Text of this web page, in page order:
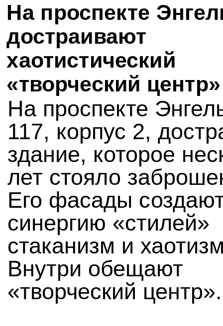
На проспекте
достраивают
хаотистический
«творческий центр»
На проспекте
117, корпус 2,
здание, которое
лет стояло
Его фасады
синергию «стилей»
стаканизм и
Внутри обещают
«творческий центр».